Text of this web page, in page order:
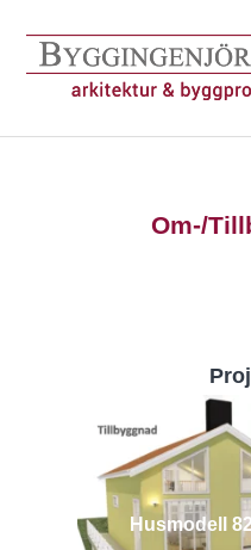
innehåll
Om-/
Husmodell